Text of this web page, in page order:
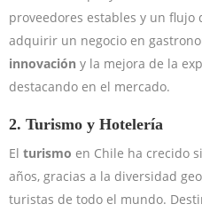
proveedores estables y un flujo
adquirir un negocio en
innovación y la mejora de la
destacando en el mercado.
2. Turismo y Hotelería
El turismo en Chile ha crecido
años, gracias a la diversidad
turistas de todo el mundo.